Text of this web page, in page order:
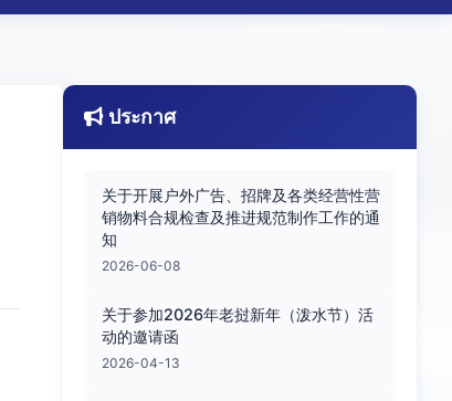
ประกาศ
关于开展户外广告、招牌及各类经营性营
销物料合规检查及推进规范制作工作的通
知
2026-06-08
关于参加2026年老挝新年（泼水节）活
动的邀请函
2026-04-13